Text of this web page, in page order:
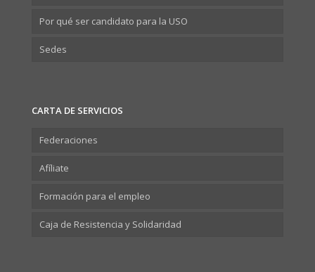
Por qué ser candidato para la USO
Sedes
CARTA DE SERVICIOS
Federaciones
Afíliate
Formación para el empleo
Caja de Resistencia y Solidaridad